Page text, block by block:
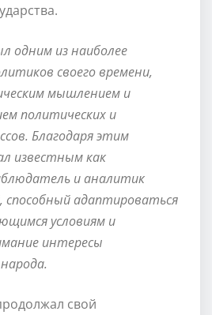
одним из наиболее
своего времени,
мышлением и
политических и
Благодаря этим
известным как
и аналитик
адаптироваться
условиям и
интересы
свой